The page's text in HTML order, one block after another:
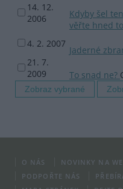
14. 12.
2006
Kdyby šel
věřte hned
4. 2. 2007
Jaderné
21. 7.
2009
To snad ne?
O NÁS NOVINKY NA
PODPOŘTE NÁS